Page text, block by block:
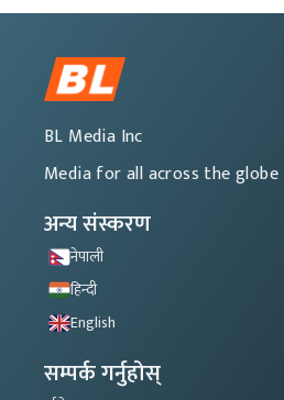
BL Media Inc
Media for all across the globe
अन्य संस्करण
नेपाली
हिन्दी
English
सम्पर्क गर्नुहोस्